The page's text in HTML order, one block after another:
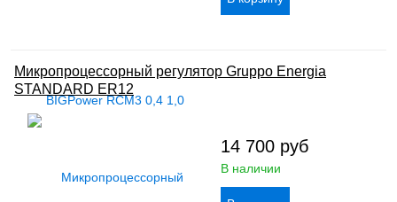
Микропроцессорный регулятор Gruppo Energia
STANDARD ER12
14 700 руб
В наличии